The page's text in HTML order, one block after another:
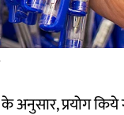
के अनुसार, प्रयोग